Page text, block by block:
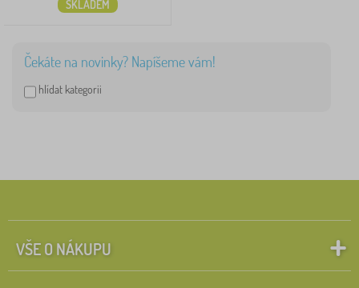
SKLADEM
Čekáte na novinky? Napíšeme vám!
hlídat kategorii
VŠE O NÁKUPU